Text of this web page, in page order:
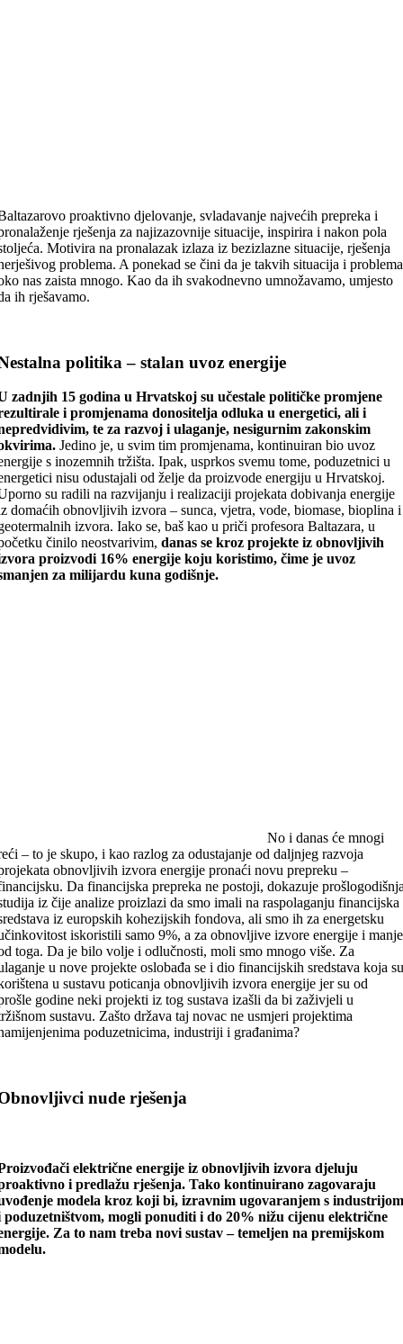
proaktivno djelovanje, svladavanje najvećih prepreka i
rješenja za najizazovnije situacije, inspirira i nakon pola
Motivira na pronalazak izlaza iz bezizlazne situacije, rješenja
problema. A ponekad se čini da je takvih situacija i problema
nas zaista mnogo. Kao da ih svakodnevno umnožavamo, umjesto
ih rješavamo.
politika – stalan uvoz energije
zadnjih 15 godina u Hrvatskoj su učestale političke promjene
i promjenama donositelja odluka u energetici, ali i
te za razvoj i ulaganje, nesigurnim zakonskim
Jedino je, u svim tim promjenama, kontinuiran bio uvoz
s inozemnih tržišta. Ipak, usprkos svemu tome, poduzetnici u
nisu odustajali od želje da proizvode energiju u Hrvatskoj.
su radili na razvijanju i realizaciji projekata dobivanja energije
domaćih obnovljivih izvora – sunca, vjetra, vode, biomase, bioplina i
izvora. Iako se, baš kao u priči profesora Baltazara, u
činilo neostvarivim,danas se kroz projekte iz obnovljivih
proizvodi 16% energije koju koristimo, čime je uvoz
za milijardu kuna godišnje.
No i danas će mnogi
– to je skupo, i kao razlog za odustajanje od daljnjeg razvoja
obnovljivih izvora energije pronaći novu prepreku –
Da financijska prepreka ne postoji, dokazuje
iz čije analize proizlazi da smo imali na raspolaganju financijska
iz europskih kohezijskih fondova, ali smo ih za energetsku
iskoristili samo 9%, a za obnovljive izvore energije i manje
toga. Da je bilo volje i odlučnosti, moli smo mnogo više. Za
u nove projekte oslobađa se i dio financijskih sredstava koja
u sustavu poticanja obnovljivih izvora energije jer su od
godine neki projekti iz tog sustava izašli da bi zaživjeli u
sustavu. Zašto država taj novac ne usmjeri projektima
poduzetnicima, industriji i građanima?
nude rješenja
električne energije iz obnovljivih izvora djeluju
i predlažu rješenja. Takokontinuirano zagovaraju
modela kroz koji bi, izravnim ugovaranjem s
poduzetništvom, mogli ponuditi i do 20% nižu cijenu električne
. Za to nam treba novi sustav – temeljen na premijskom